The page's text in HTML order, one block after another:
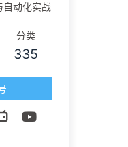
自动化实战
分类
335